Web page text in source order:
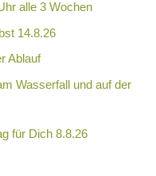
alle 3 Wochen
14.8.26
Ablauf
Wasserfall und auf der
für Dich 8.8.26